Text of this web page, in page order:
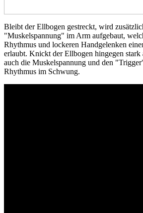
Bleibt der Ellbogen gestreckt, wird
"Muskelspannung" im Arm aufgebaut,
Rhythmus und lockeren Handgelenken
erlaubt. Knickt der Ellbogen hingegen stark
auch die Muskelspannung und den
Rhythmus im Schwung.